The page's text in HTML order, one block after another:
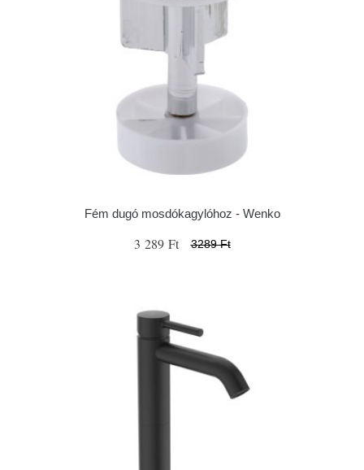
Fém dugó mosdókagylóhoz - Wenko
3 289 Ft 3289 Ft